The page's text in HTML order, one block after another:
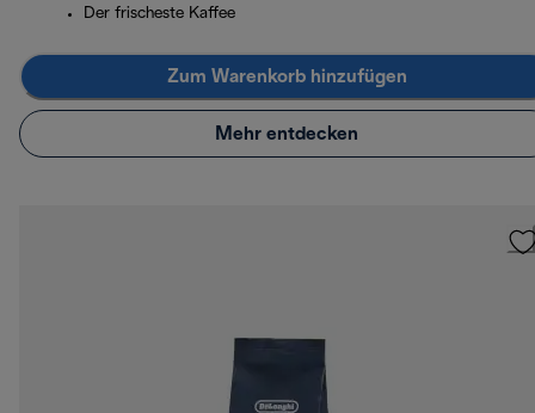
Der frischeste Kaffee
Zum Warenkorb hinzufügen
Mehr entdecken